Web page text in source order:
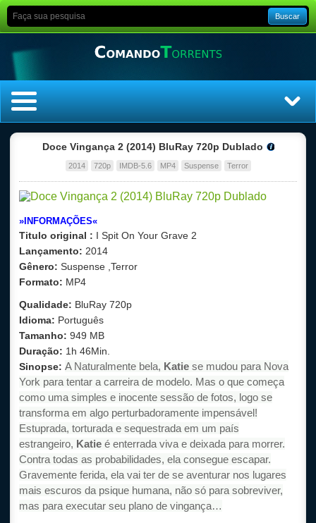
Buscar
Top Filmes
Top Séries
Filmes
Doce Vingança 2 (2014) BluRay 720p Dublado
2014 720p IMDB-5.6 MP4 Suspense Terror
»INFORMAÇÕES«
Titulo original : I Spit On Your Grave 2
Lançamento: 2014
Gênero: Suspense ,Terror
Formato: MP4
Qualidade: BluRay 720p
Idioma: Português
Tamanho: 949 MB
Duração: 1h 46Min.
Sinopse: A Naturalmente bela, Katie se mudou para Nova
York para tentar a carreira de modelo. Mas o que começa
como uma simples e inocente sessão de fotos, logo se
transforma em algo perturbadoramente impensável!
Estuprada, torturada e sequestrada em um país
estrangeiro, Katie é enterrada viva e deixada para morrer.
Contra todas as probabilidades, ela consegue escapar.
Gravemente ferida, ela vai ter de se aventurar nos lugares
mais escuros da psique humana, não só para sobreviver,
mas para executar seu plano de vingança…